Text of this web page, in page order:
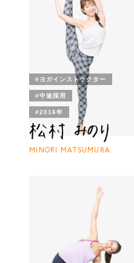
MINORI MATSUMURA
#ヨガインストラクター
#中途採用
#2016年